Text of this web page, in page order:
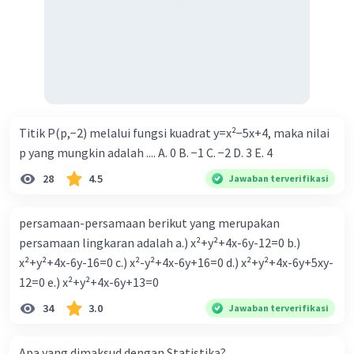
orang anak perempuan.
n(A) = 4
n(S) = 1 + 4 + 6 + 4 + 1 = 16
n(A)
n(S)
4
P(A) = -----
16
1
P(A) = -----
Titik P(p,−2) melalui fungsi kuadrat y=x²−5x+4, maka nilai
p yang mungkin adalah .... A. 0 B. −1 C. −2 D. 3 E. 4
28 4.5 Jawaban terverifikasi
persamaan-persamaan berikut yang merupakan
persamaan lingkaran adalah a.) x²+y²+4x-6y-12=0 b.)
x²+y²+4x-6y-16=0 c.) x²-y²+4x-6y+16=0 d.) x²+y²+4x-6y+5xy-
12=0 e.) x²+y²+4x-6y+13=0
34 3.0 Jawaban terverifikasi